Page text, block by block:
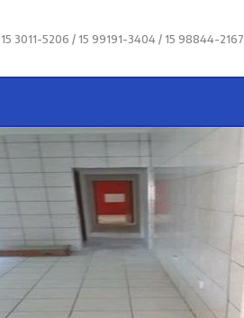
15 3011-5206 / 15 99191-3404 / 15 98844-2167